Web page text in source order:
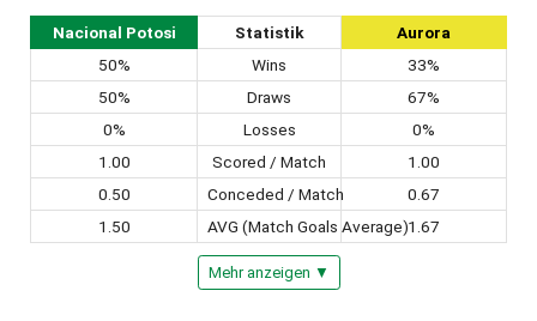
Nacional Potosi Statistik
Aurora
50%
Wins
33%
50%
Draws
67%
0%
Losses
0%
1.00
Scored / Match
1.00
0.50
Conceded / Match
0.67
1.50
AVG (Match Goals Average)1.67
Mehr anzeigen ▼